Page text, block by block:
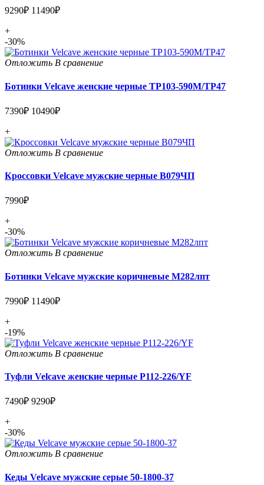
9290₽ 11490₽
+
-30%
Отложить В сравнение
Ботинки Velcave женские черные TP103-590M/TP47
7390₽ 10490₽
+
Отложить В сравнение
Кроссовки Velcave мужские черные В079ЧП
7990₽
+
-30%
Отложить В сравнение
Ботинки Velcave мужские коричневые М282лпт
7990₽ 11490₽
+
-19%
Отложить В сравнение
Туфли Velcave женские черные P112-226/YF
7490₽ 9290₽
+
-30%
Отложить В сравнение
Кеды Velcave мужские серые 50-1800-37